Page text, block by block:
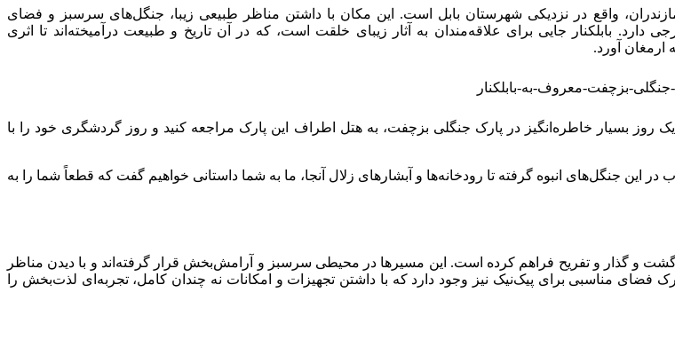
واقع در نزدیکی شهرستان بابل است. این مکان با داشتن مناظر طبیعی زیبا، جنگل‌های سرسبز و فضای
و خارجی دارد. بابلکنار جایی برای علاقه‌مندان به آثار زیبای خلقت است، که در آن تاریخ و طبیعت درآمیخته‌اند تا اثری
ارمغان آورد.
روز بسیار خاطره‌انگیز در پارک جنگلی بزچفت، به هتل اطراف این پارک مراجعه کنید و روز گردشگری خود را با
جنگل‌های انبوه گرفته تا رودخانه‌ها و آبشارهای زلال آنجا، ما به شما داستانی خواهیم گفت که قطعاً شما را به
و گذار و تفریح فراهم کرده است. این مسیرها در محیطی سرسبز و آرامش‌بخش قرار گرفته‌اند و با دیدن مناظر
فضای مناسبی برای پیک‌نیک نیز وجود دارد که با داشتن تجهیزات و امکانات نه چندان کامل، تجربه‌ای لذت‌بخش را